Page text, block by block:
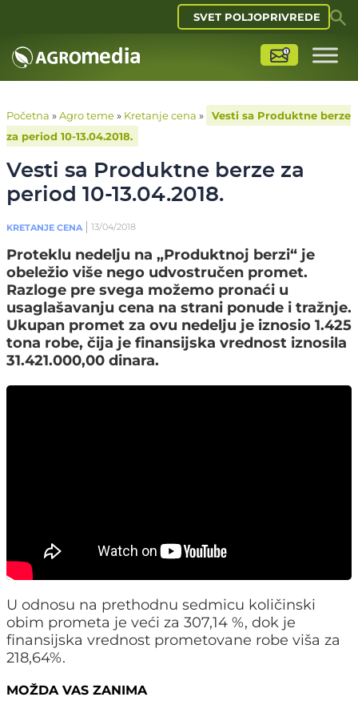
SVET POLJOPRIVREDE
Početna »Agro teme» Kretanje cena »
Vesti sa Produktne berze
za period 10-13.04.2018.
Vesti sa Produktne berze za
period 10-13.04.2018.
KRETANJE CENA 13/04/2018
Proteklu nedelju na „Produktnoj berzi“ je
obeležio više nego udvostručen promet.
Razloge pre svega možemo pronaći u
usaglašavanju cena na strani ponude i tražnje.
Ukupan promet za ovu nedelju je iznosio 1.425
tona robe, čija je finansijska vrednost iznosila
31.421.000,00 dinara.
U odnosu na prethodnu sedmicu količinski
obim prometa je veći za 307,14 %, dok je
finansijska vrednost prometovane robe viša za
218,64%.
MOŽDA VAS ZANIMA